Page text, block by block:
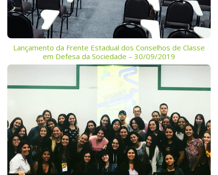
Lançamento da Frente Estadual dos Conselhos de Classe
em Defesa da Sociedade – 30/09/2019